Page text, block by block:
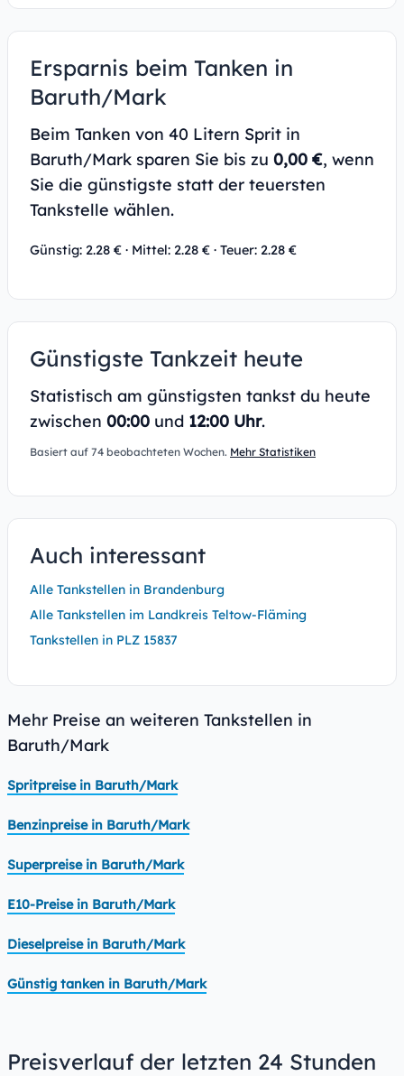
Ersparnis beim Tanken in
Baruth/Mark
Beim Tanken von 40 Litern Sprit in
Baruth/Mark sparen Sie bis zu 0,00 €, wenn
Sie die günstigste statt der teuersten
Tankstelle wählen.
Günstig: 2.28 € · Mittel: 2.28 € · Teuer: 2.28 €
Günstigste Tankzeit heute
Statistisch am günstigsten tankst du heute
zwischen 00:00 und 12:00 Uhr.
Basiert auf 74 beobachteten Wochen. Mehr Statistiken
Auch interessant
Alle Tankstellen in Brandenburg
Alle Tankstellen im Landkreis Teltow-Fläming
Tankstellen in PLZ 15837
Mehr Preise an weiteren Tankstellen in
Baruth/Mark
Spritpreise in Baruth/Mark
Benzinpreise in Baruth/Mark
Superpreise in Baruth/Mark
E10-Preise in Baruth/Mark
Dieselpreise in Baruth/Mark
Günstig tanken in Baruth/Mark
Preisverlauf der letzten 24 Stunden